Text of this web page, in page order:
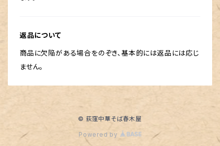
返品について
商品に欠陥がある場合をのぞき、基本的には返品には応じ
ません。
© 荻窪中華そば春木屋
Powered by